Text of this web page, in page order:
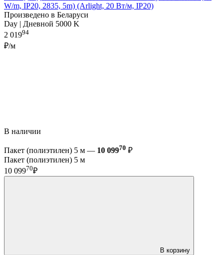
W/m, IP20, 2835, 5m) (Arlight, 20 Вт/м, IP20)
Произведено в Беларуси
Day | Дневной 5000 K
2 01994
₽/м
В наличии
Пакет (полиэтилен) 5 м — 10 09970 ₽
Пакет (полиэтилен) 5 м
10 09970₽
В корзину